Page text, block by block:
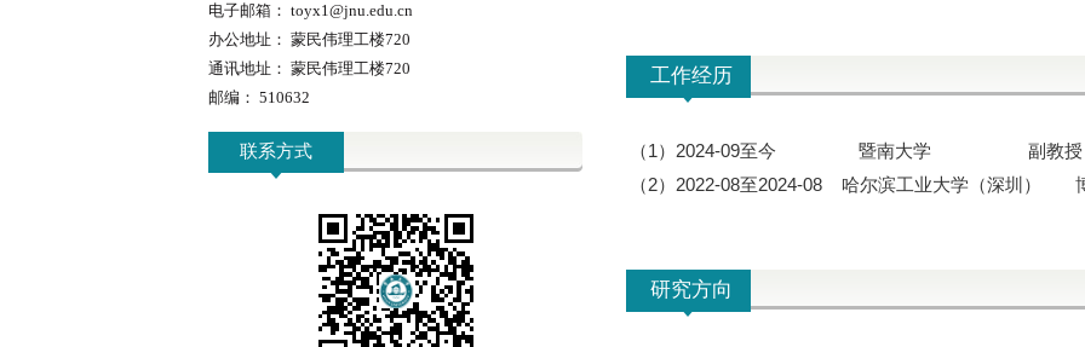
电子邮箱： toyx1@jnu.edu.cn
办公地址： 蒙民伟理工楼720
通讯地址： 蒙民伟理工楼720
邮编： 510632
联系方式
工作经历
（1）2024-09至今 暨南大学 副教授
（2）2022-08至2024-08 哈尔滨工业大学（深圳）
研究方向